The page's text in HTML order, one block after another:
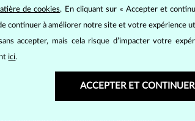
, on utilise les 4 paramètres de base,
brillant. La taille ronde dite brillant
baguette, cœur, larme, ovale ou
quantité, la taille et la répartition des inclusions
de cookies. En cliquant sur « Accepter et
continuer à améliorer notre site et votre expérience
accepter, mais cela risque d’impacter votre
ici.
ACCEPTER ET CONTINUER